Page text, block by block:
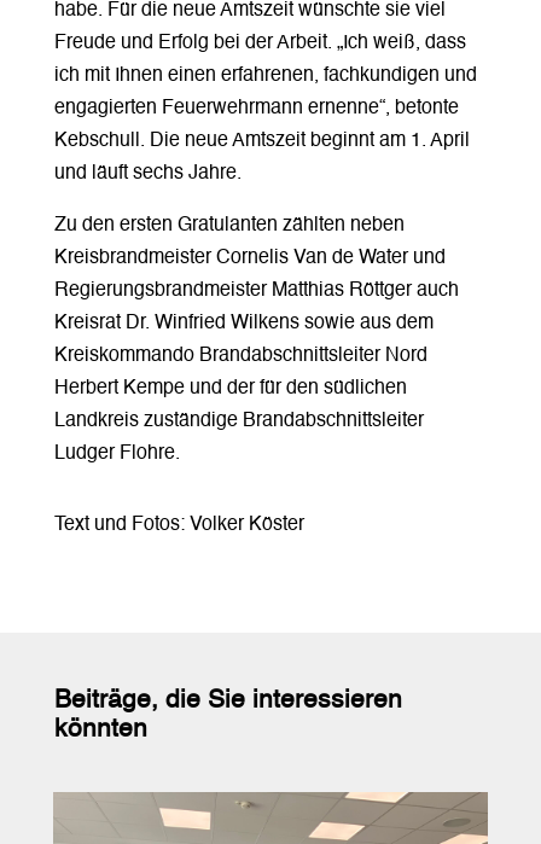
habe. Für die neue Amtszeit wünschte sie viel
Freude und Erfolg bei der Arbeit. „Ich weiß, dass
ich mit Ihnen einen erfahrenen, fachkundigen und
engagierten Feuerwehrmann ernenne“, betonte
Kebschull. Die neue Amtszeit beginnt am 1. April
und läuft sechs Jahre.
Zu den ersten Gratulanten zählten neben
Kreisbrandmeister Cornelis Van de Water und
Regierungsbrandmeister Matthias Röttger auch
Kreisrat Dr. Winfried Wilkens sowie aus dem
Kreiskommando Brandabschnittsleiter Nord
Herbert Kempe und der für den südlichen
Landkreis zuständige Brandabschnittsleiter
Ludger Flohre.
Text und Fotos: Volker Köster
Beiträge, die Sie interessieren
könnten